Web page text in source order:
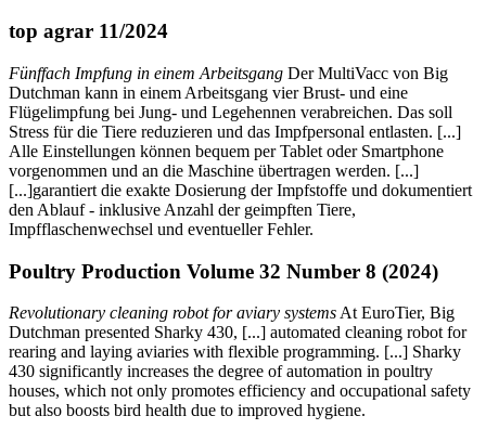
top agrar 11/2024
Fünffach Impfung in einem Arbeitsgang Der MultiVacc von Big
Dutchman kann in einem Arbeitsgang vier Brust- und eine
Flügelimpfung bei Jung- und Legehennen verabreichen. Das soll
Stress für die Tiere reduzieren und das Impfpersonal entlasten. [...]
Alle Einstellungen können bequem per Tablet oder Smartphone
vorgenommen und an die Maschine übertragen werden. [...]
[...]garantiert die exakte Dosierung der Impfstoffe und dokumentiert
den Ablauf - inklusive Anzahl der geimpften Tiere,
Impfflaschenwechsel und eventueller Fehler.
Poultry Production Volume 32 Number 8 (2024)
Revolutionary cleaning robot for aviary systems At EuroTier, Big
Dutchman presented Sharky 430, [...] automated cleaning robot for
rearing and laying aviaries with flexible programming. [...] Sharky
430 significantly increases the degree of automation in poultry
houses, which not only promotes efficiency and occupational safety
but also boosts bird health due to improved hygiene.